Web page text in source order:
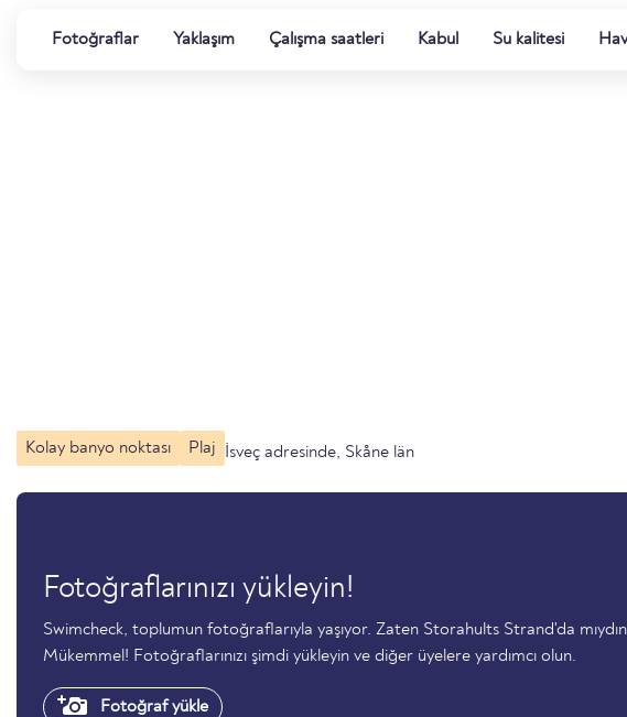
Fotoğraflar Yaklaşım Çalışma saatleri Kabul Su kalitesi
Kolay banyo noktası Plaj İsveç adresinde, Skåne län
Fotoğraflarınızı yükleyin!
Swimcheck, toplumun fotoğraflarıyla yaşıyor. Zaten Storahults Strand'da
Mükemmel! Fotoğraflarınızı şimdi yükleyin ve diğer üyelere yardımcı olun.
Fotoğraf yükle